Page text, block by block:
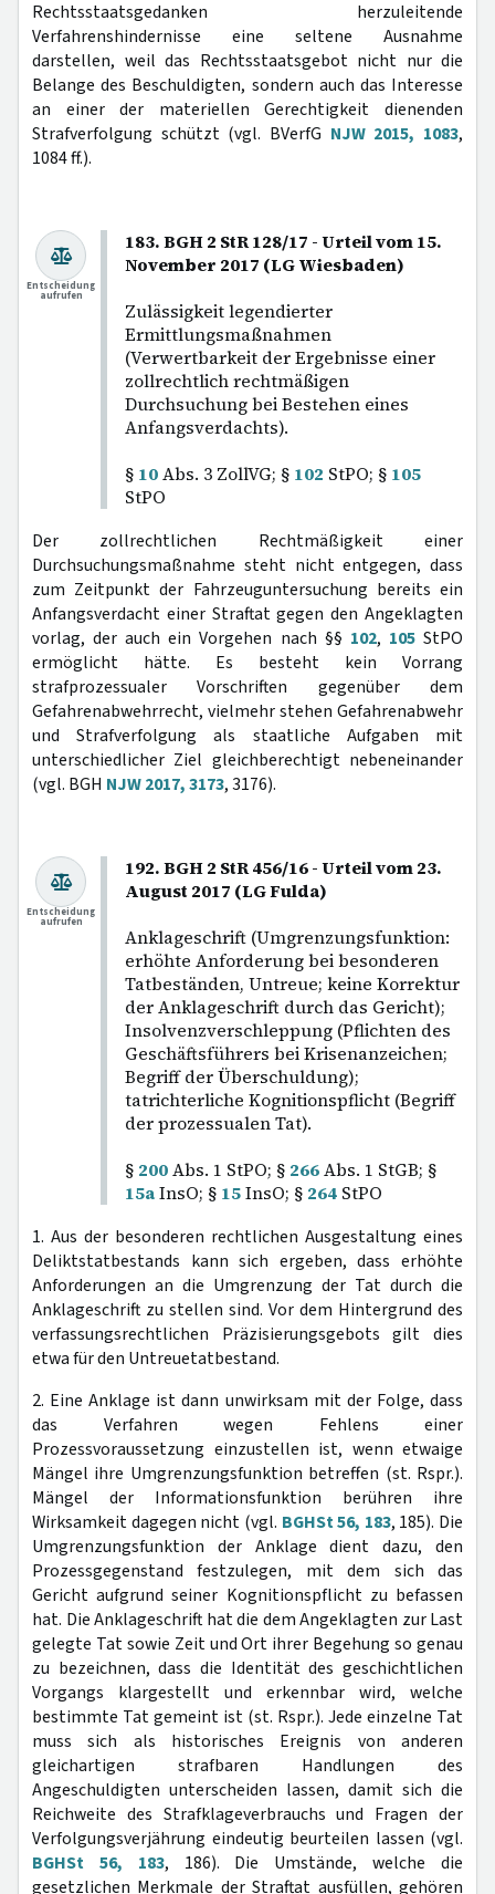
Rechtsstaatsgedanken herzuleitende
Verfahrenshindernisse eine seltene Ausnahme
darstellen, weil das Rechtsstaatsgebot nicht nur die
Belange des Beschuldigten, sondern auch das Interesse
an einer der materiellen Gerechtigkeit dienenden
Strafverfolgung schützt (vgl. BVerfG NJW 2015, 1083,
1084 ff.).
183. BGH 2 StR 128/17 - Urteil vom 15.
November 2017 (LG Wiesbaden)
Zulässigkeit legendierter
Ermittlungsmaßnahmen
(Verwertbarkeit der Ergebnisse einer
zollrechtlich rechtmäßigen
Durchsuchung bei Bestehen eines
Anfangsverdachts).
§ 10Abs. 3 ZollVG; § 102 StPO; § 105
StPO
Entscheidung
aufrufen
Der zollrechtlichen Rechtmäßigkeit einer
Durchsuchungsmaßnahme steht nicht entgegen, dass
zum Zeitpunkt der Fahrzeuguntersuchung bereits ein
Anfangsverdacht einer Straftat gegen den Angeklagten
vorlag, der auch ein Vorgehen nach §§ 102, 105StPO
ermöglicht hätte. Es besteht kein Vorrang
strafprozessualer Vorschriften gegenüber dem
Gefahrenabwehrrecht, vielmehr stehen Gefahrenabwehr
und Strafverfolgung als staatliche Aufgaben mit
unterschiedlicher Ziel gleichberechtigt nebeneinander
(vgl. BGH NJW 2017, 3173, 3176).
192. BGH 2 StR 456/16 - Urteil vom 23.
August 2017 (LG Fulda)
Anklageschrift (Umgrenzungsfunktion:
erhöhte Anforderung bei besonderen
Tatbeständen, Untreue; keine Korrektur
der Anklageschrift durch das Gericht);
Insolvenzverschleppung (Pflichten des
Geschäftsführers bei Krisenanzeichen;
Begriff der Überschuldung);
tatrichterliche Kognitionspflicht (Begriff
der prozessualen Tat).
§ 200Abs. 1 StPO; § 266Abs. 1 StGB; §
15aInsO; § 15InsO; § 264 StPO
Entscheidung
aufrufen
1. Aus der besonderen rechtlichen Ausgestaltung eines
Deliktstatbestands kann sich ergeben, dass erhöhte
Anforderungen an die Umgrenzung der Tat durch die
Anklageschrift zu stellen sind. Vor dem Hintergrund des
verfassungsrechtlichen Präzisierungsgebots gilt dies
etwa für den Untreuetatbestand.
2. Eine Anklage ist dann unwirksam mit der Folge, dass
das Verfahren wegen Fehlens einer
Prozessvoraussetzung einzustellen ist, wenn etwaige
Mängel ihre Umgrenzungsfunktion betreffen (st. Rspr.).
Mängel der Informationsfunktion berühren ihre
Wirksamkeit dagegen nicht (vgl. BGHSt 56, 183, 185). Die
Umgrenzungsfunktion der Anklage dient dazu, den
Prozessgegenstand festzulegen, mit dem sich das
Gericht aufgrund seiner Kognitionspflicht zu befassen
hat. Die Anklageschrift hat die dem Angeklagten zur Last
gelegte Tat sowie Zeit und Ort ihrer Begehung so genau
zu bezeichnen, dass die Identität des geschichtlichen
Vorgangs klargestellt und erkennbar wird, welche
bestimmte Tat gemeint ist (st. Rspr.). Jede einzelne Tat
muss sich als historisches Ereignis von anderen
gleichartigen strafbaren Handlungen des
Angeschuldigten unterscheiden lassen, damit sich die
Reichweite des Strafklageverbrauchs und Fragen der
Verfolgungsverjährung eindeutig beurteilen lassen (vgl.
BGHSt 56, 183, 186). Die Umstände, welche die
gesetzlichen Merkmale der Straftat ausfüllen, gehören